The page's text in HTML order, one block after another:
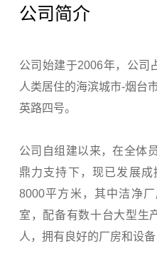
公司简介
公司始建于2006年，公司
人类居住的海滨城市-烟台
英路四号。
公司自组建以来，在全体
鼎力支持下，现已发展
8000平方米，其中洁净
室，配备有数十台大型生
人，拥有良好的厂房和设